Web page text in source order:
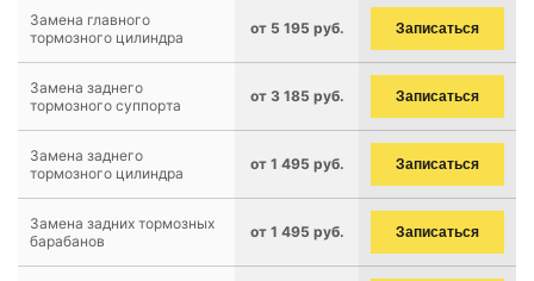
Замена главного
тормозного цилиндра
от 5 195 руб. Записаться
Замена заднего
тормозного суппорта
от 3 185 руб. Записаться
Замена заднего
тормозного цилиндра
от 1 495 руб. Записаться
Замена задних тормозных
барабанов
от 1 495 руб. Записаться